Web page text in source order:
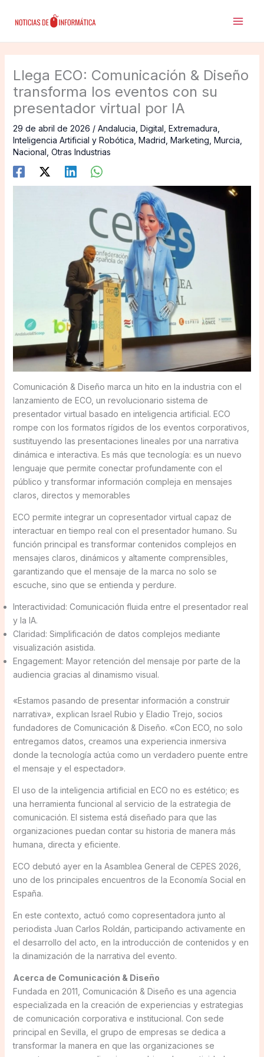
Llega ECO: Comunicación & Diseño
transforma los eventos con su
presentador virtual por IA
29 de abril de 2026 / Andalucia Digital Extremadura
Inteligencia Artificial y Robótica Madrid Marketing Murcia
Nacional Otras Industrias
Comunicación & Diseño marca un hito en la industria con el
lanzamiento de ECO, un revolucionario sistema de
presentador virtual basado en inteligencia artificial. ECO
rompe con los formatos rígidos de los eventos corporativos,
sustituyendo las presentaciones lineales por una narrativa
dinámica e interactiva. Es más que tecnología: es un nuevo
lenguaje que permite conectar profundamente con el
público y transformar información compleja en mensajes
claros, directos y memorables
ECO permite integrar un copresentador virtual capaz de
interactuar en tiempo real con el presentador humano. Su
función principal es transformar contenidos complejos en
mensajes claros, dinámicos y altamente comprensibles,
garantizando que el mensaje de la marca no solo se
escuche, sino que se entienda y perdure.
Interactividad: Comunicación fluida entre el presentador real
y la IA.
Claridad: Simplificación de datos complejos mediante
visualización asistida.
Engagement: Mayor retención del mensaje por parte de la
audiencia gracias al dinamismo visual.
«Estamos pasando de presentar información a construir
narrativa», explican Israel Rubio y Eladio Trejo, socios
fundadores de Comunicación & Diseño. «Con ECO, no solo
entregamos datos, creamos una experiencia inmersiva
donde la tecnología actúa como un verdadero puente entre
el mensaje y el espectador».
El uso de la inteligencia artificial en ECO no es estético; es
una herramienta funcional al servicio de la estrategia de
comunicación. El sistema está diseñado para que las
organizaciones puedan contar su historia de manera más
humana, directa y eficiente.
ECO debutó ayer en la Asamblea General de CEPES 2026,
uno de los principales encuentros de la Economía Social en
España.
En este contexto, actuó como copresentadora junto al
periodista Juan Carlos Roldán, participando activamente en
el desarrollo del acto, en la introducción de contenidos y en
la dinamización de la narrativa del evento.
Acerca de Comunicación & Diseño
Fundada en 2011, Comunicación & Diseño es una agencia
especializada en la creación de experiencias y estrategias
de comunicación corporativa e institucional. Con sede
principal en Sevilla, el grupo de empresas se dedica a
transformar la manera en que las organizaciones se